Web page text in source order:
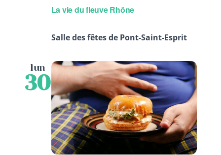
La vie du fleuve Rhône
Salle des fêtes de Pont-Saint-Esprit
lun
30